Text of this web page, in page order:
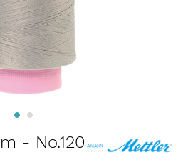
- No.120